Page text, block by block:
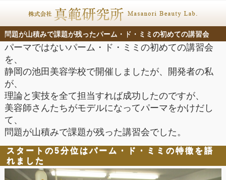
問題が山積みで課題が残ったパーム・ド・ミミの初めての講習会
パーマではないパーム・ド・ミミの初めての講習会
を、
静岡の池田美容学校で開催しましたが、開発者の私
が、
理論と実技を全て担当すれば成功したのですが、
美容師さんたちがモデルになってパーマをかけだし
て、
問題が山積みで課題が残った講習会でした。
スタートの5分位はパーム・ド・ミミの特徴を語
れました